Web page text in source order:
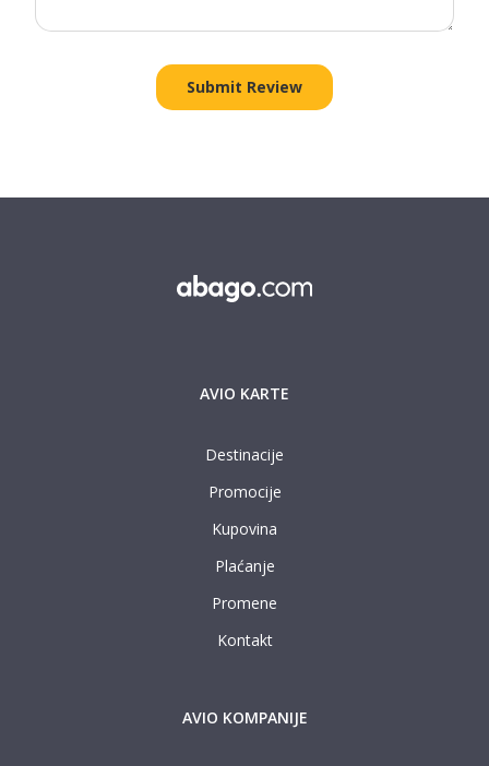
AVIO KARTE
Destinacije
Promocije
Kupovina
Plaćanje
Promene
Kontakt
AVIO KOMPANIJE